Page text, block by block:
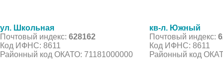
ул. Школьная
Почтовый индекс: 628162
Код ИФНС: 8611
Районный код ОКАТО: 71181000000
кв-л. Южный
Почтовый индекс:
Код ИФНС: 8611
Районный код